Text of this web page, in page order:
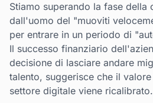
Stiamo superando la fase della
dall'uomo del "muoviti
per entrare in un periodo di
Il successo finanziario
decisione di lasciare andare
talento, suggerisce che il
settore digitale viene ricalibrato.